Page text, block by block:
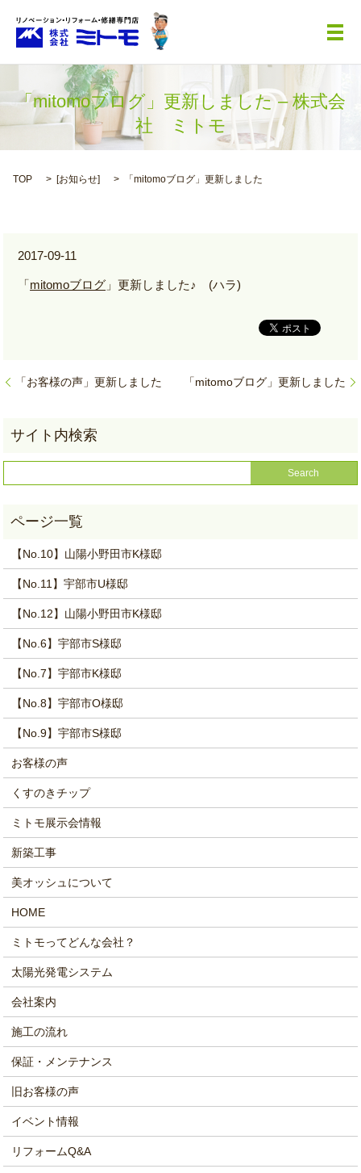
メ
「mitomoブログ」更新しました – 株式会
社 ミトモ
TOP [お知らせ] 「mitomoブログ」更新しました
2017-09-11
「mitomoブログ 」更新しました♪ (ハラ)
「お客様の声」更新しました 「mitomoブログ」更新しました
【No.10】山陽小野田市K様邸
【No.11】宇部市U様邸
【No.12】山陽小野田市K様邸
【No.6】宇部市S様邸
【No.7】宇部市K様邸
【No.8】宇部市O様邸
【No.9】宇部市S様邸
お客様の声
くすのきチップ
ミトモ展示会情報
新築工事
美オッシュについて
HOME
ミトモってどんな会社？
太陽光発電システム
会社案内
施工の流れ
保証・メンテナンス
旧お客様の声
イベント情報
リフォームQ&A